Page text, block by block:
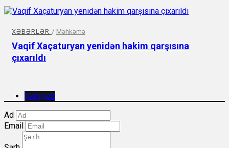
XƏBƏRLƏR / Məhkəmə
Vaqif Xaçaturyan yenidən hakim qarşısına
çıxarıldı
Şərh yaz
Ad
Email